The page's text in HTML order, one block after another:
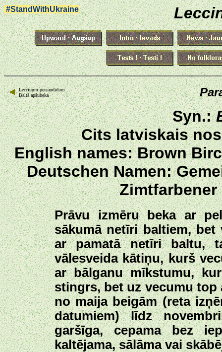
#StandWithUkraine
Leccinum percandidum
Baltā apšubeka
Syn.:
Cits latviskais
English names: Brown
Deutschen Namen:
Prāvu izmēru beka ar
sākumā netīri baltiem, bet
ar pamatā netīri baltu,
vālesveida kātiņu, kurš
ar bālganu mīkstumu,
stingrs, bet uz vecumu top
no maija beigām (reta
datumiem) līdz
garšīga, cepama bez
kaltējama, sālāma vai